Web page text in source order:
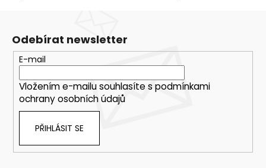
Odebírat newsletter
E-mail
Vložením e-mailu souhlasíte s podmínkami
ochrany osobních údajů
PŘIHLÁSIT SE